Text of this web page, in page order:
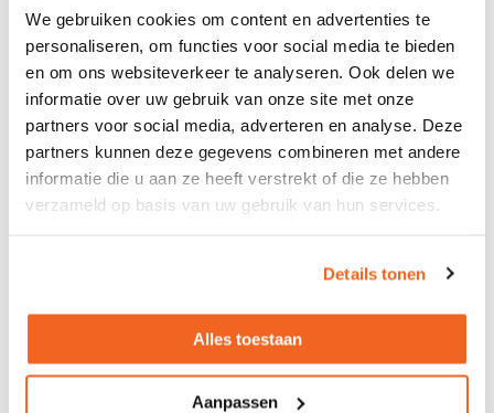
We gebruiken cookies om content en advertenties te
personaliseren, om functies voor social media te bieden
en om ons websiteverkeer te analyseren. Ook delen we
informatie over uw gebruik van onze site met onze
partners voor social media, adverteren en analyse. Deze
partners kunnen deze gegevens combineren met andere
informatie die u aan ze heeft verstrekt of die ze hebben
verzameld op basis van uw gebruik van hun services.
Details tonen
Alles toestaan
Aanpassen
ProfessioneleBezorg- en Montageservice
Productspecificaties
Tweedehands roldeurkast grijs
- Metalen omhuizing - Kunststof schuifdeuren -
kast is afsluitbaar d.m.v. een sleutel - De roldeurkast
wordt zonder sleutel(s) geleverd
- Kleur omhuizing: grijs - Kleur roldeuren: grijs